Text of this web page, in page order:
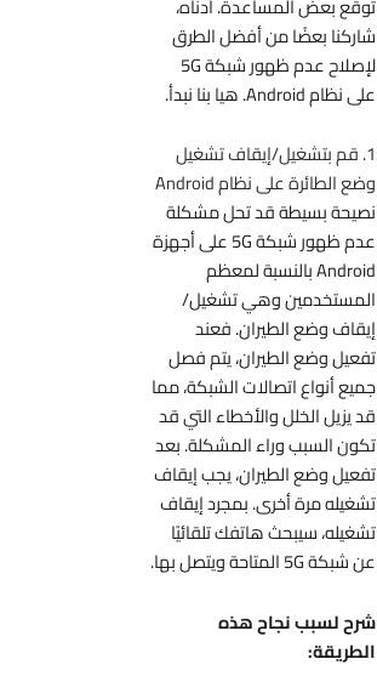
شاركنا بعضًا من أفضل الطرق
لإصلاح عدم ظهور شبكة 5G
على نظام Android. هيا بنا نبدأ.
1. قم بتشغيل/إيقاف تشغيل
وضع الطائرة على نظام Android
نصيحة بسيطة قد تحل مشكلة
عدم ظهور شبكة 5G على أجهزة
Android بالنسبة لمعظم
المستخدمين وهي تشغيل/
إيقاف وضع الطيران. فعند
تفعيل وضع الطيران، يتم فصل
جميع أنواع اتصالات الشبكة، مما
قد يزيل الخلل والأخطاء التي قد
تكون السبب وراء المشكلة. بعد
تفعيل وضع الطيران، يجب إيقاف
تشغيله مرة أخرى. بمجرد إيقاف
تشغيله، سيبحث هاتفك تلقائيًا
عن شبكة 5G المتاحة ويتصل بها.
شرح لسبب نجاح هذه
الطريقة: